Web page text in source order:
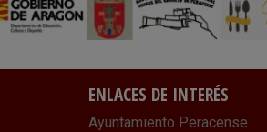
ENLACES DE INTERÉS
Ayuntamiento Peracense